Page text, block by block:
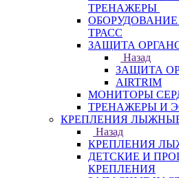
ТРЕНАЖЕРЫ
ТРАСС
ЗАЩИТА
Назад
ЗАЩИТА
AIRTRIM
МОНИТОРЫ
ТРЕНАЖЕРЫ И
КРЕПЛЕНИЯ
Назад
КРЕПЛЕНИЯ
ДЕТСКИЕ И
КРЕПЛЕНИЯ